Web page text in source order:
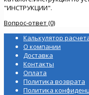
"ИНСТРУКЦИИ".
Вопрос-ответ (0)
Калькулятор
О компании
Доставка
Контакты
Оплата
Политика возврата
Политика